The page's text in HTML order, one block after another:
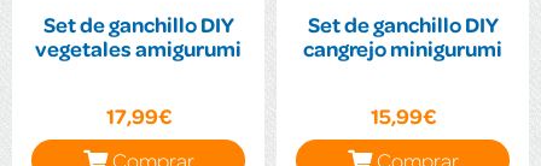
Set de ganchillo DIY
vegetales amigurumi
17,99€
Comprar
Set de ganchillo DIY
cangrejo minigurumi
15,99€
Comprar